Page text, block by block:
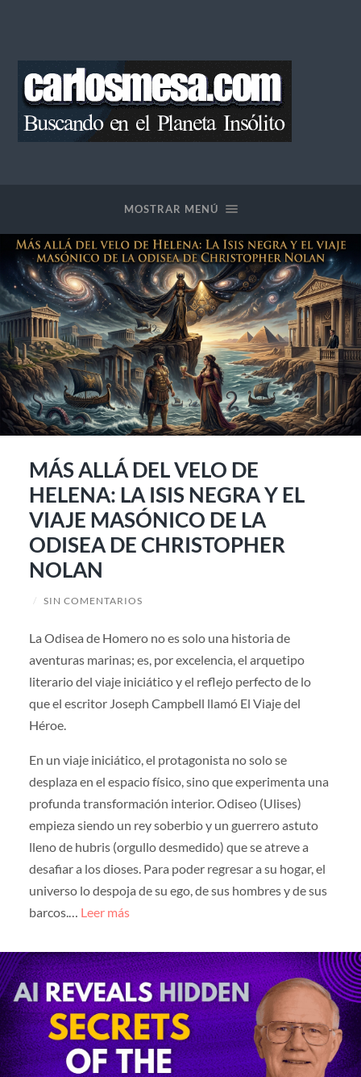
MOSTRAR MENÚ
MÁS ALLÁ DEL VELO DE
HELENA: LA ISIS NEGRA Y EL
VIAJE MASÓNICO DE LA
ODISEA DE CHRISTOPHER
NOLAN
/ SIN COMENTARIOS
La Odisea de Homero no es solo una historia de
aventuras marinas; es, por excelencia, el arquetipo
literario del viaje iniciático y el reflejo perfecto de lo
que el escritor Joseph Campbell llamó El Viaje del
Héroe.
En un viaje iniciático, el protagonista no solo se
desplaza en el espacio físico, sino que experimenta una
profunda transformación interior. Odiseo (Ulises)
empieza siendo un rey soberbio y un guerrero astuto
lleno de hubris (orgullo desmedido) que se atreve a
desafiar a los dioses. Para poder regresar a su hogar, el
universo lo despoja de su ego, de sus hombres y de sus
barcos.… Leer más